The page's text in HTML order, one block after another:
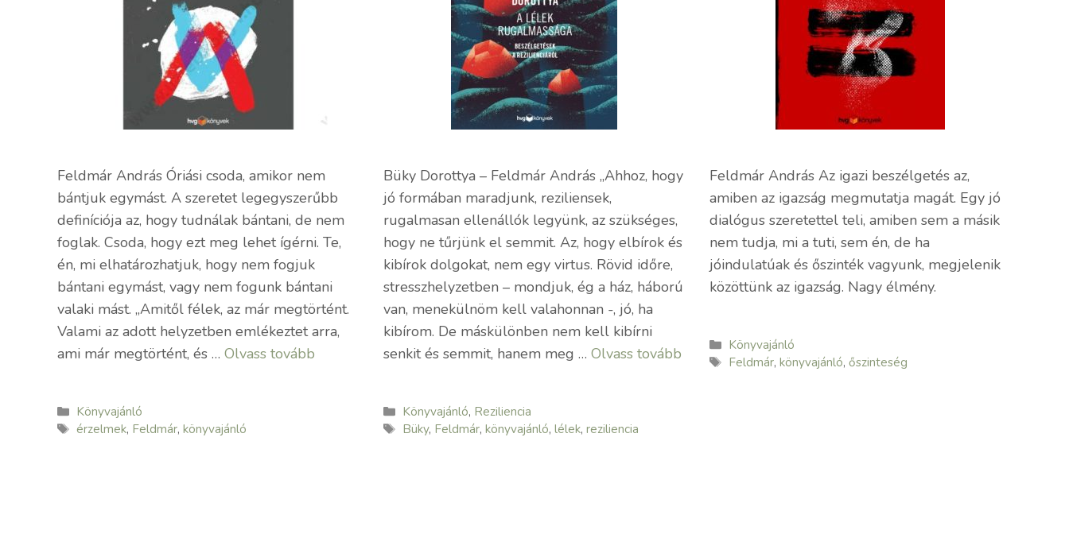
Feldmár András Óriási csoda, amikor nem
bántjuk egymást. A szeretet legegyszerűbb
definíciója az, hogy tudnálak bántani, de nem
foglak. Csoda, hogy ezt meg lehet ígérni. Te,
én, mi elhatározhatjuk, hogy nem fogjuk
bántani egymást, vagy nem fogunk bántani
valaki mást. „Amitől félek, az már megtörtént.
Valami az adott helyzetben emlékeztet arra,
ami már megtörtént, és … Olvass tovább
Kategória
Könyvajánló
Címkék
érzelmek, Feldmár,könyvajánló
Büky Dorottya – Feldmár András „Ahhoz, hogy
jó formában maradjunk, reziliensek,
rugalmasan ellenállók legyünk, az szükséges,
hogy ne tűrjünk el semmit. Az, hogy elbírok és
kibírok dolgokat, nem egy virtus. Rövid időre,
stresszhelyzetben – mondjuk, ég a ház, háború
van, menekülnöm kell valahonnan -, jó, ha
kibírom. De máskülönben nem kell kibírni
senkit és semmit, hanem meg … Olvass tovább
Kategória
Könyvajánló, Reziliencia
Címkék
Büky, Feldmár,könyvajánló,lélek,reziliencia
Feldmár András Az igazi beszélgetés az,
amiben az igazság megmutatja magát. Egy jó
dialógus szeretettel teli, amiben sem a másik
nem tudja, mi a tuti, sem én, de ha
jóindulatúak és őszinték vagyunk, megjelenik
közöttünk az igazság. Nagy élmény.
Kategória
Könyvajánló
Címkék
Feldmár,könyvajánló,őszinteség